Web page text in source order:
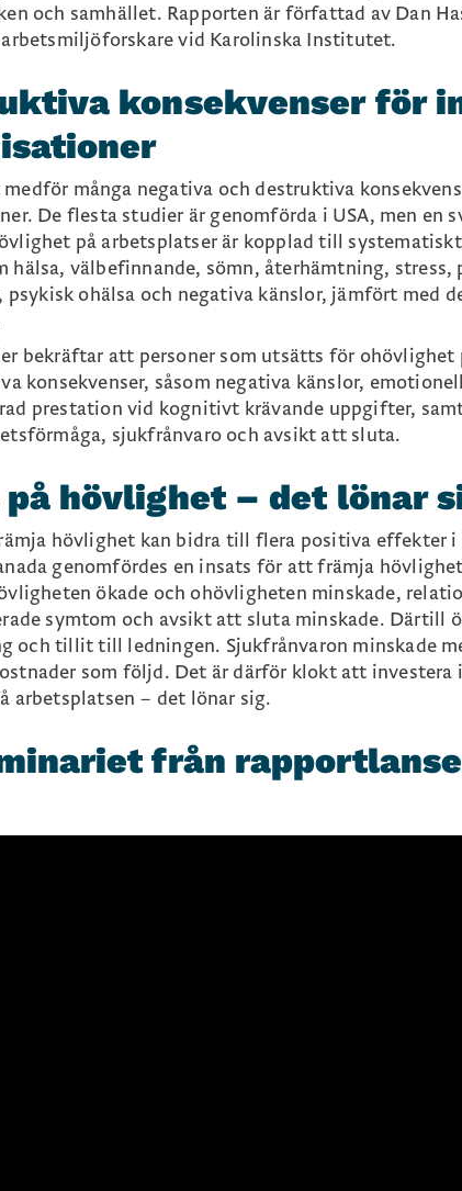
och samhället. Rapporten är författad av Dan
vid Karolinska Institutet.
konsekvenser för
många negativa och destruktiva
De flesta studier är genomförda i USA, men en
på arbetsplatser är kopplad till
hälsa, välbefinnande, sömn, återhämtning,
psykisk ohälsa och negativa känslor, jämfört med
bekräftar att personer som utsätts för ohövlighet
konsekvenser, såsom negativa känslor,
prestation vid kognitivt krävande uppgifter,
sjukfrånvaro och avsikt att sluta.
på hövlighet – det lönar
hövlighet kan bidra till flera positiva effekter i
genomfördes en insats för att främja
ökade och ohövligheten minskade,
symtom och avsikt att sluta minskade. Därtill
och tillit till ledningen. Sjukfrånvaron minskade
som följd. Det är därför klokt att investera
arbetsplatsen – det lönar sig.
från